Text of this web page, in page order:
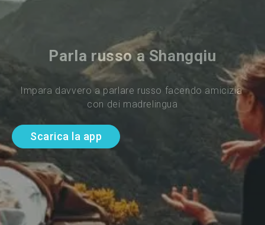
Parla russo a Shangqiu
Impara davvero a parlare russo facendo amicizia
con dei madrelingua
Scarica la app